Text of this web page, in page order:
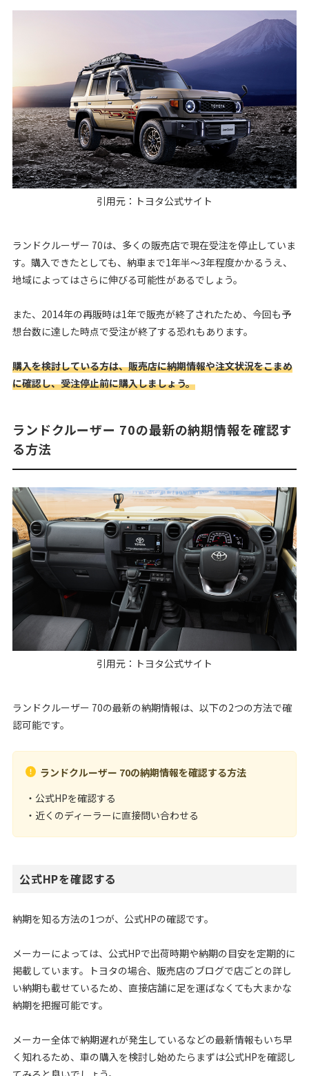
引用元： トヨタ公式サイト
ランドクルーザー 70は、多くの販売店で現在受注を停止していま
す。購入できたとしても、納車まで1年半〜3年程度かかるうえ、
地域によってはさらに伸びる可能性があるでしょう。
また、2014年の再販時は1年で販売が終了されたため、今回も予
想台数に達した時点で受注が終了する恐れもあります。
購入を検討している方は、販売店に納期情報や注文状況をこまめ
に確認し、受注停止前に購入しましょう。
ランドクルーザー 70の最新の納期情報を確認す
る方法
引用元： トヨタ公式サイト
ランドクルーザー 70の最新の納期情報は、以下の2つの方法で確
認可能です。
ランドクルーザー 70の納期情報を確認する方法
・公式HPを確認する
・近くのディーラーに直接問い合わせる
公式HPを確認する
納期を知る方法の1つが、公式HPの確認です。
メーカーによっては、公式HPで出荷時期や納期の目安を定期的に
掲載しています。トヨタの場合、販売店のブログで店ごとの詳し
い納期も載せているため、直接店舗に足を運ばなくても大まかな
納期を把握可能です。
メーカー全体で納期遅れが発生しているなどの最新情報もいち早
く知れるため、車の購入を検討し始めたらまずは公式HPを確認し